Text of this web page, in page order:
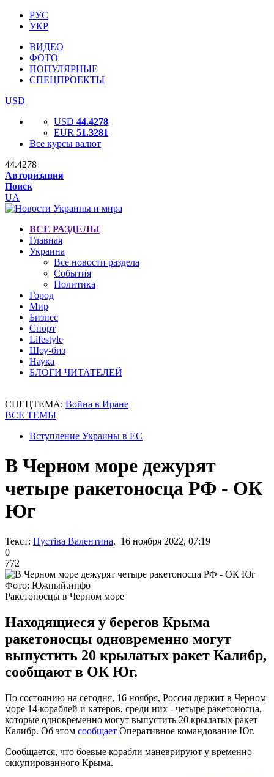
РУС
УКР
ВИДЕО
ФОТО
ПОПУЛЯРНЫЕ
СПЕЦПРОЕКТЫ
USD
USD 44.4278
EUR 51.3281
Все курсы валют
44.4278
Авторизация
Поиск
UA
ВСЕ РАЗДЕЛЫ
Главная
Украина
Все новости раздела
События
Политика
Город
Мир
Бизнес
Спорт
Lifestyle
Шоу-биз
Наука
БЛОГИ ЧИТАТЕЛЕЙ
СПЕЦТЕМА: Война в Иране
ВСЕ ТЕМЫ
Вступление Украины в ЕС
В Черном море дежурят
четыре ракетоносца РФ - ОК
Юг
Текст: Пустіва Валентина, 16 ноября 2022, 07:19
0
772
Фото: Южный.инфо
Ракетоносцы в Черном море
Находящиеся у берегов Крыма
ракетоносцы одновременно могут
выпустить 20 крылатых ракет Калибр,
сообщают в ОК Юг.
По состоянию на сегодня, 16 ноября, Россия держит в Черном
море 14 кораблей и катеров, среди них - четыре ракетоносца,
которые одновременно могут выпустить 20 крылатых ракет
Калибр. Об этом сообщает Оперативное командование Юг.
Сообщается, что боевые корабли маневрируют у временно
оккупированного Крыма.